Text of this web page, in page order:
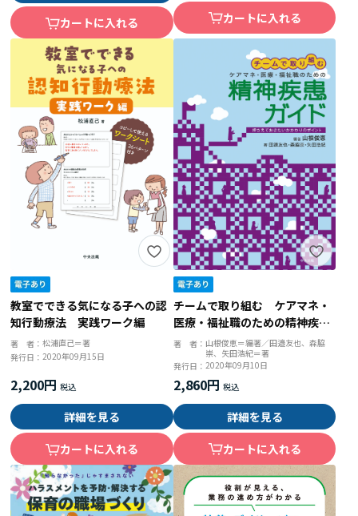
カートに入れる
カートに入れる
教室でできる気になる子への認
知行動療法 実践ワーク編
著 者：松浦直己＝著
発行日：2020年09月15日
2,200円
詳細を見る
カートに入れる
チームで取り組む ケアマネ・
医療・福祉職のための精神疾患
ガイド 押さえておきたいかか
わりのポイント
著 者： 山根俊恵＝編著／田邉友也、森脇
崇、矢田浩紀＝著
発行日： 2020年09月10日
2,860円
詳細を見る
カートに入れる